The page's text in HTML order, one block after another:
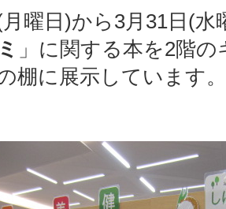
曜日)から3月31日(水
」に関する本を2階
棚に展示しています